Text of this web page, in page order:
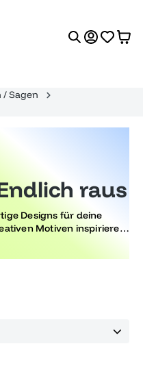
/ Sagen
raus
Designs für deine
Motiven inspirieren
Kreiere den